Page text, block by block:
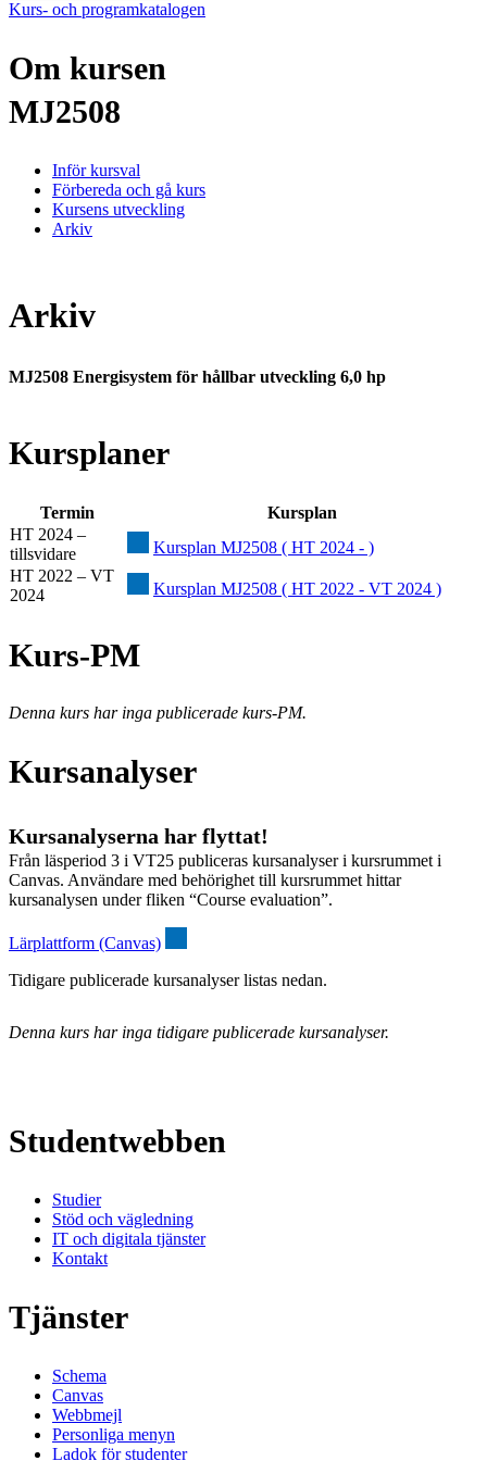
Kurs- och programkatalogen
Om kursen
MJ2508
Inför kursval
Förbereda och gå kurs
Kursens utveckling
Arkiv
Arkiv
MJ2508 Energisystem för hållbar utveckling 6,0 hp
Kursplaner
Termin
Kursplan
HT 2024 –
tillsvidare
Kursplan MJ2508 ( HT 2024 - )
HT 2022 – VT
2024
Kursplan MJ2508 ( HT 2022 - VT 2024 )
Kurs-PM
Denna kurs har inga publicerade kurs-PM.
Kursanalyser
Kursanalyserna har flyttat!
Från läsperiod 3 i VT25 publiceras kursanalyser i kursrummet i
Canvas. Användare med behörighet till kursrummet hittar
kursanalysen under fliken “Course evaluation”.
Lärplattform (Canvas)
Tidigare publicerade kursanalyser listas nedan.
Denna kurs har inga tidigare publicerade kursanalyser.
Studentwebben
Studier
Stöd och vägledning
IT och digitala tjänster
Kontakt
Tjänster
Schema
Canvas
Webbmejl
Personliga menyn
Ladok för studenter